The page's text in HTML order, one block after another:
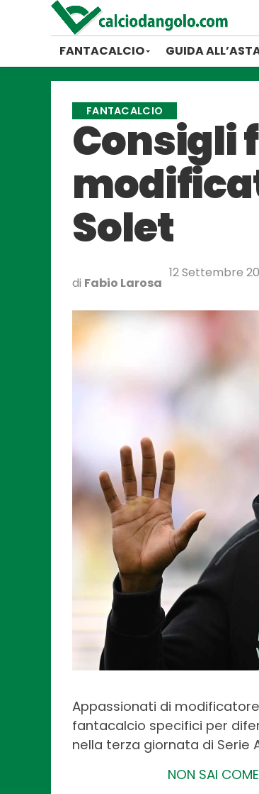
FANTACALCIO GUIDA
FANTACALCIO
Consigli
Solet
di Fabio Larosa
12 Settembre
Appassionati di
fantacalcio specifici per
nella terza giornata di Serie
NON SAI